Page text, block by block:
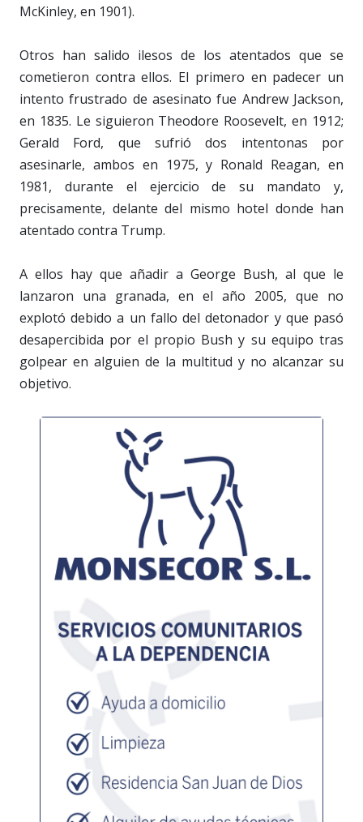
McKinley, en 1901).
Otros han salido ilesos de los atentados que se
cometieron contra ellos. El primero en padecer un
intento frustrado de asesinato fue Andrew Jackson,
en 1835. Le siguieron Theodore Roosevelt, en 1912;
Gerald Ford, que sufrió dos intentonas por
asesinarle, ambos en 1975, y Ronald Reagan, en
1981, durante el ejercicio de su mandato y,
precisamente, delante del mismo hotel donde han
atentado contra Trump.
A ellos hay que añadir a George Bush, al que le
lanzaron una granada, en el año 2005, que no
explotó debido a un fallo del detonador y que pasó
desapercibida por el propio Bush y su equipo tras
golpear en alguien de la multitud y no alcanzar su
objetivo.